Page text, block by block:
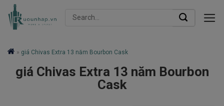
Skip
Search
» giá Chivas Extra 13 năm Bourbon Cask
giá Chivas Extra 13 năm Bourbon
Cask